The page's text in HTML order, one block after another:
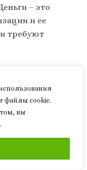
файлы cookie.
вы
– это
и ее
требуют
познания
как
позволяет
«мир